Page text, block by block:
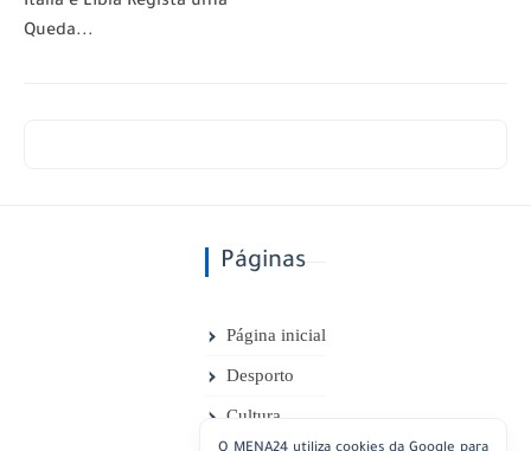
Queda...
Páginas
Página inicial
Desporto
Cultura